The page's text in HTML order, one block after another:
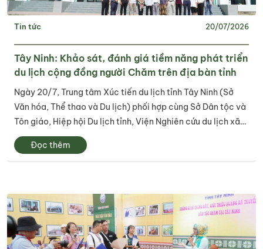
Tin tức 20/07/2026
Tây Ninh: Khảo sát, đánh giá tiềm năng phát triển
du lịch cộng đồng người Chăm trên địa bàn tỉnh
Ngày 20/7, Trung tâm Xúc tiến du lịch tỉnh Tây Ninh (Sở
Văn hóa, Thể thao và Du lịch) phối hợp cùng Sở Dân tộc và
Tôn giáo, Hiệp hội Du lịch tỉnh, Viện Nghiên cứu du lịch xã
hội tổ chức chương trình khảo sát thực tế phát triển du lịch
cộng đồng người...
Đọc thêm